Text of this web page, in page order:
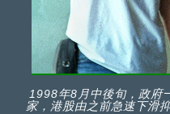
1998年8月中後旬，政府
家，港股由之前急速下滑